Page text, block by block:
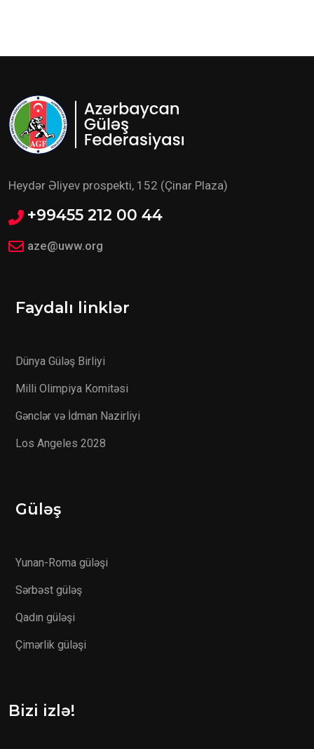
Heydər Əliyev prospekti, 152 (Çinar Plaza)
+99455 212 00 44
aze@uww.org
Faydalı linklər
Dünya Güləş Birliyi
Milli Olimpiya Komitəsi
Gənclər və İdman Nazirliyi
Los Angeles 2028
Güləş
Yunan-Roma güləşi
Sərbəst güləş
Qadın güləşi
Çimərlik güləşi
Bizi izlə!